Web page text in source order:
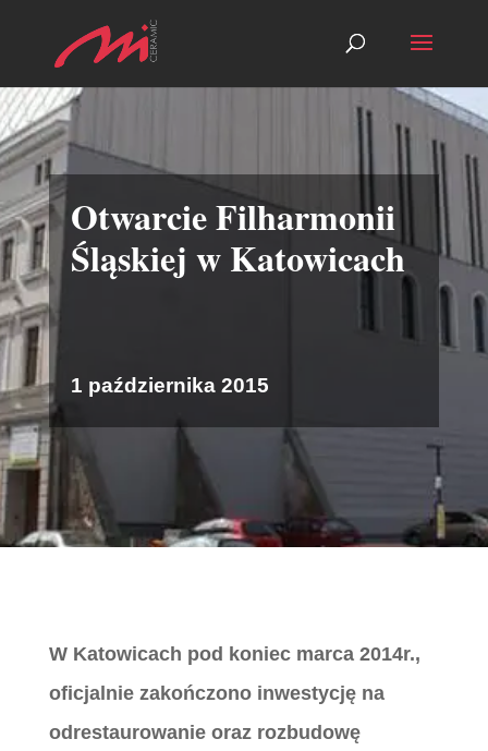
Otwarcie Filharmonii
Śląskiej w Katowicach
1 października 2015
W Katowicach pod koniec marca 2014r.,
oficjalnie zakończono inwestycję na
odrestaurowanie oraz rozbudowę